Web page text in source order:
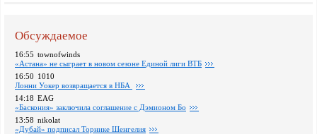
Обсуждаемое
16:55 townofwinds
«Астана» не сыграет в новом сезоне Единой лиги ВТБ
16:50 1010
Лонни Уокер возвращается в НБА
14:18 EAG
«Баскония» заключила соглашение с Дэмионом Бо
13:58 nikolat
«Дубай» подписал Торнике Шенгелия